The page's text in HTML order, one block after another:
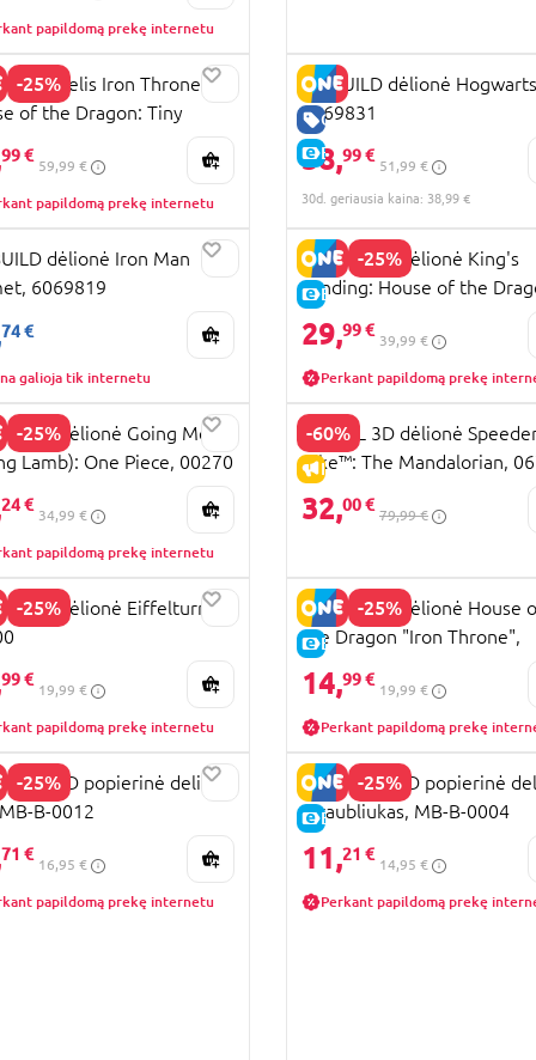
papildomą prekę internetu
-25%
modelis Iron Throne -
of the Dragon: Tiny
Handmade
worlds to assemble,
99 €
59,99 €
papildomą prekę internetu
GERA KAINA
E-KAINA
4D BUILD dėlionė
6069831
38,99 €
51,99 €
30d. geriausia kaina: 38,99 €
KAINAdėlionė Iron Man
6069819
74 €
galioja tik internetu
-25%
E-KAINA
REVELL 3D dėlionė King's
Landing: House of the
00225
29,99 €
39,99 €
Perkant papildomą prekę
-25%
3D dėlionė Going Merry
Lamb): One Piece, 00270
24 €
34,99 €
papildomą prekę internetu
-60%
IŠPARDAVIMAS
REVELL 3D dėlionė
Bike™: The Mandalorian,
32,00 €
79,99 €
-25%3D dėlionė Eiffelturm,
99 €
19,99 €
papildomą prekę internetu
-25%
E-KAINA
REVELL 3D dėlionė House
the Dragon "Iron Throne",
00224
14,99 €
19,99 €
Perkant papildomą prekę
-25%3D popierinė delionė
B-0012
71 €
16,95 €
papildomą prekę internetu
-25%
E-KAINA
MAKEBUG 3D popierinė
Straubliukas, MB-B-0004
11,21 €
14,95 €
Perkant papildomą prekę